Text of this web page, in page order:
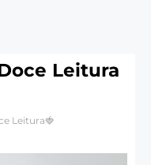
Leitura
Leitura🍓